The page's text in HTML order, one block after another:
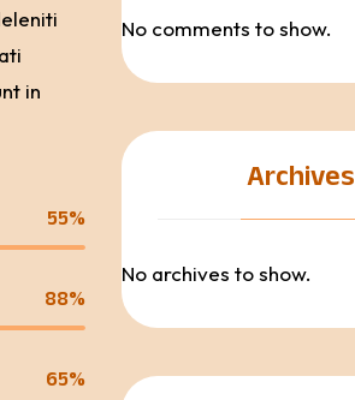
in
55%
88%
65%
No comments to show.
Archives
No archives to show.